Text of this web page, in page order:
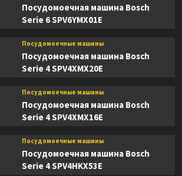
Посудомоечная машина Bosch
Serie 6 SPV6YMX01E
Посудомоечные машины
Посудомоечная машина Bosch
Serie 4 SPV4XMX20E
Посудомоечные машины
Посудомоечная машина Bosch
Serie 4 SPV4XMX16E
Посудомоечные машины
Посудомоечная машина Bosch
Serie 4 SPV4HKX53E